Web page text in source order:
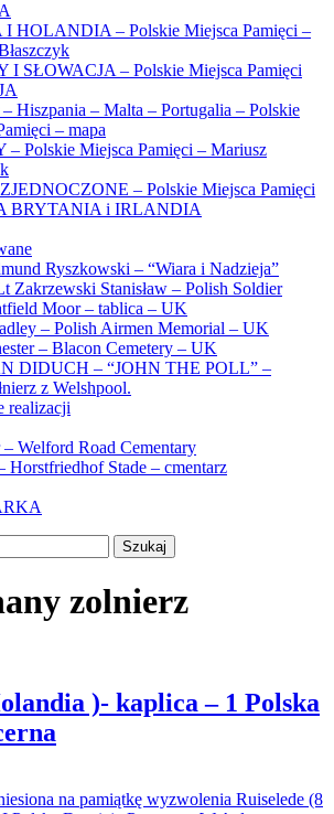
HOLANDIA – Polskie Miejsca Pamięci –
I SŁOWACJA – Polskie Miejsca Pamięci
Hiszpania – Malta – Portugalia – Polskie
– mapa
– Polskie Miejsca Pamięci – Mariusz
– Polskie Miejsca Pamięci
BRYTANIA i IRLANDIA
Ryszkowski – “Wiara i Nadzieja”
Zakrzewski Stanisław – Polish Soldier
Moor – tablica – UK
– Polish Airmen Memorial – UK
– Blacon Cemetery – UK
DIDUCH – “JOHN THE POLL” –
z Welshpool.
realizacji
– Welford Road Cementary
Horstfriedhof Stade – cmentarz
zolnierz
)- kaplica – 1 Polska
na pamiątkę wyzwolenia Ruiselede (8